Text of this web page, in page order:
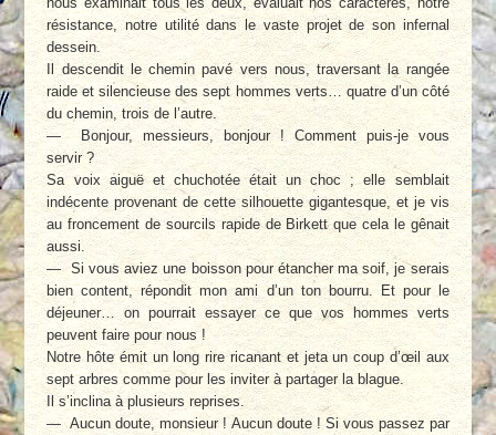
résistance, notre utilité dans le vaste projet de son infernal
dessein.
Il descendit le chemin pavé vers nous, traversant la rangée
raide et silencieuse des sept hommes verts… quatre d’un côté
du chemin, trois de l’autre.
— Bonjour, messieurs, bonjour ! Comment puis-je vous
servir ?
Sa voix aiguë et chuchotée était un choc ; elle semblait
indécente provenant de cette silhouette gigantesque, et je vis
au froncement de sourcils rapide de Birkett que cela le gênait
aussi.
— Si vous aviez une boisson pour étancher ma soif, je serais
bien content, répondit mon ami d’un ton bourru. Et pour le
déjeuner… on pourrait essayer ce que vos hommes verts
peuvent faire pour nous !
Notre hôte émit un long rire ricanant et jeta un coup d’œil aux
sept arbres comme pour les inviter à partager la blague.
Il s’inclina à plusieurs reprises.
— Aucun doute, monsieur ! Aucun doute ! Si vous passez par